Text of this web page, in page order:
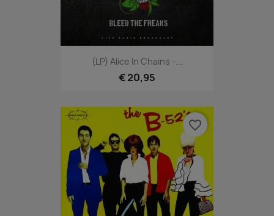
(LP) Alice In Chains -...
€ 20,95
favorite_border